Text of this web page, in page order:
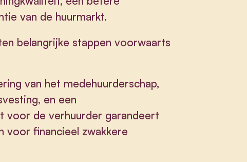
van de huurmarkt.
belangrijke stappen voorwaarts
van het medehuurderschap,
en een
voor de verhuurder garandeert
voor financieel zwakkere